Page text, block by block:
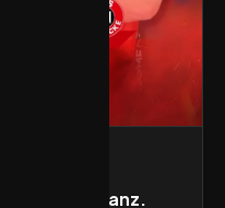
6
die eine Bilanz.